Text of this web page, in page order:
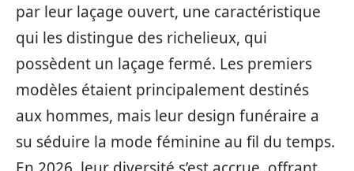
par leur laçage ouvert, une caractéristique
qui les distingue des richelieux, qui
possèdent un laçage fermé. Les premiers
modèles étaient principalement destinés
aux hommes, mais leur design funéraire a
su séduire la mode féminine au fil du temps.